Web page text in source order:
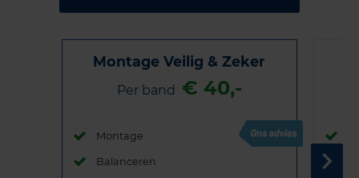
Montage Veilig & Zeker
Per band € 40,-
Montage
Balanceren